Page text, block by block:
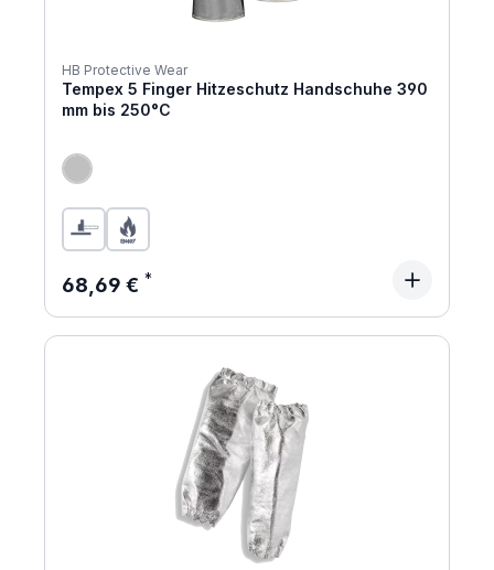
HB Protective Wear
Tempex 5 Finger Hitzeschutz Handschuhe 390
mm bis 250°C
Regulärer Preis:
68,69 €